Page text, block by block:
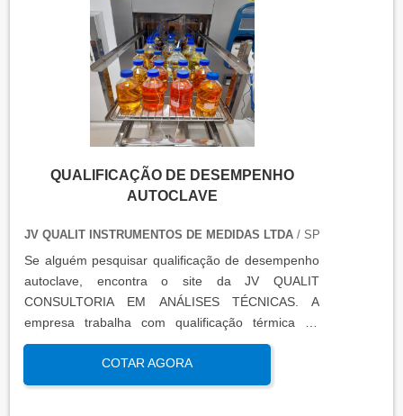
QUALIFICAÇÃO DE DESEMPENHO
AUTOCLAVE
JV QUALIT INSTRUMENTOS DE MEDIDAS LTDA/ SP
Se alguém pesquisar qualificação de desempenho
autoclave, encontra o site da JV QUALIT
CONSULTORIA EM ANÁLISES TÉCNICAS. A
empresa trabalha com qualificação térmica de
equipamentos e engenharia, disponibilizando o que
há de mais atual para garantir a qualidade final
para seus clientes.
COTAR AGORA